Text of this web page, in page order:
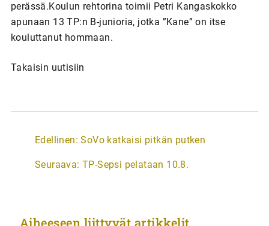
perässä.Koulun rehtorina toimii Petri Kangaskokko
apunaan 13 TP:n B-junioria, jotka ”Kane” on itse
kouluttanut hommaan.
Takaisin uutisiin
A
t
Edellinen: SoVo katkaisi pitkän putken
Seuraava: TP-Sepsi pelataan 10.8.
Aiheeseen liittyvät artikkelit